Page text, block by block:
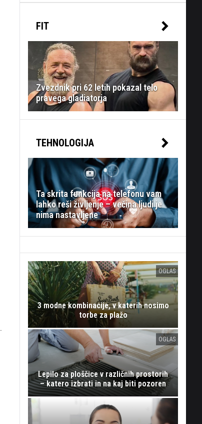
FIT
Zvezdnik pri 62 letih pokazal telo
pravega gladiatorja
TEHNOLOGIJA
Ta skrita funkcija na telefonu vam
lahko reši življenje – večina ljudi je
nima nastavljene
OGLAS
3 modne kombinacije, v katerih nosimo
torbe za plažo
OGLAS
Lepilo za ploščice v različnih prostorih
– katero izbrati in na kaj biti pozoren